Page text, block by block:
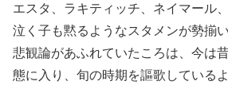
エスタ、ラキティッチ、ネイマール
泣く子も黙るようなスタメンが勢揃
悲観論があふれていたころは、今は
態に入り、旬の時期を謳歌している